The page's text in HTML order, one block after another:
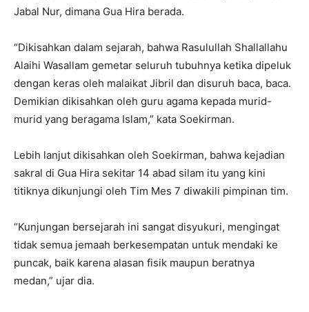
Jabal Nur, dimana Gua Hira berada.
“Dikisahkan dalam sejarah, bahwa Rasulullah Shallallahu
Alaihi Wasallam gemetar seluruh tubuhnya ketika dipeluk
dengan keras oleh malaikat Jibril dan disuruh baca, baca.
Demikian dikisahkan oleh guru agama kepada murid-
murid yang beragama Islam,” kata Soekirman.
Lebih lanjut dikisahkan oleh Soekirman, bahwa kejadian
sakral di Gua Hira sekitar 14 abad silam itu yang kini
titiknya dikunjungi oleh Tim Mes 7 diwakili pimpinan tim.
“Kunjungan bersejarah ini sangat disyukuri, mengingat
tidak semua jemaah berkesempatan untuk mendaki ke
puncak, baik karena alasan fisik maupun beratnya
medan,” ujar dia.